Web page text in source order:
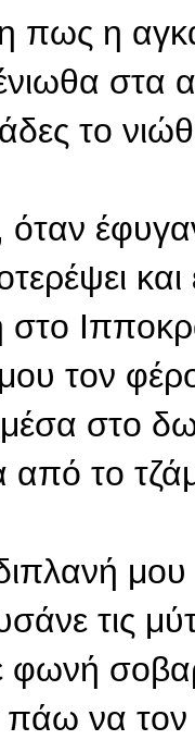
πως η
στα
το
όταν
τον
μέσα στο
από το
μου
τις
φωνή
πάω να